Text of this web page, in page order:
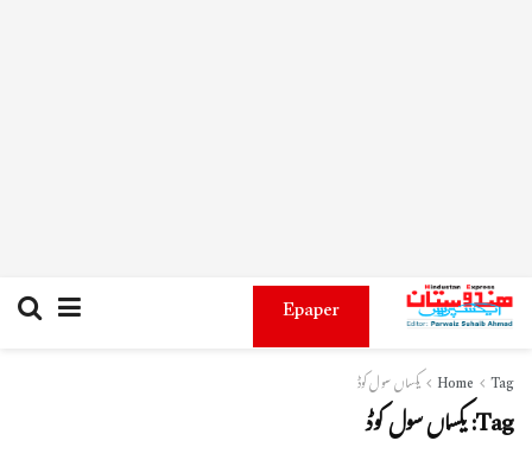
Epaper
Home Tag یکساں سول کوڈ
Tag:یکساں سول کوڈ